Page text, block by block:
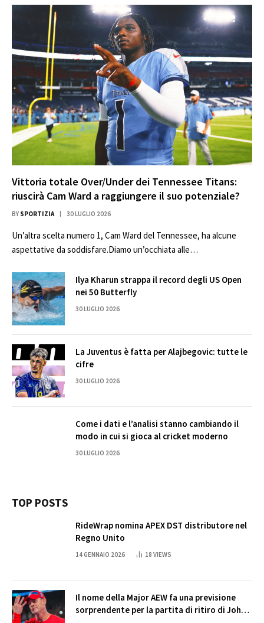
Vittoria totale Over/Under dei Tennessee Titans:
riuscirà Cam Ward a raggiungere il suo potenziale?
BY SPORTIZIA 30 LUGLIO 2026
Un’altra scelta numero 1, Cam Ward del Tennessee, ha alcune
aspettative da soddisfare.Diamo un’occhiata alle…
Ilya Kharun strappa il record degli US Open
nei 50 Butterfly
30 LUGLIO 2026
La Juventus è fatta per Alajbegovic: tutte le
cifre
30 LUGLIO 2026
Come i dati e l’analisi stanno cambiando il
modo in cui si gioca al cricket moderno
30 LUGLIO 2026
TOP POSTS
RideWrap nomina APEX DST distributore nel
Regno Unito
14 GENNAIO 2026 18 VIEWS
Il nome della Major AEW fa una previsione
sorprendente per la partita di ritiro di John